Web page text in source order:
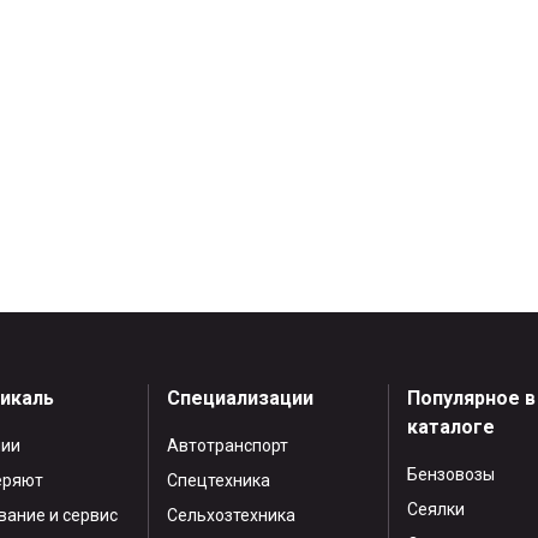
и сервис
Специализации
Автотранспорт
Спецтехника
Сельхозтехника
Популярное в
каталоге
Бензовозы
Сеялки